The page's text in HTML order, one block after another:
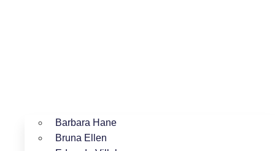
Barbara Hane
Bruna Ellen